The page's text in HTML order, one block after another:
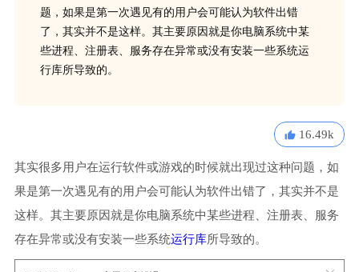
题，如果是第一次遇见有的用户会可能认为软件出错
了，其实并不是这样。其主要原因就是你电脑系统中某
些进程、注册表、服务存在异常或没有安装一些系统运
行库所导致的。
16.49k
其实很多用户在运行软件或游戏的时候就出现过这种问题，如
果是第一次遇见有的用户会可能认为软件出错了，其实并不是
这样。其主要原因就是你电脑系统中某些进程、注册表、服务
存在异常或没有安装一些系统运行库所导致的。